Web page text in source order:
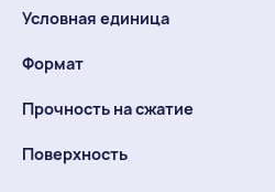
Условная единица
Формат
Прочность на сжатие
Поверхность